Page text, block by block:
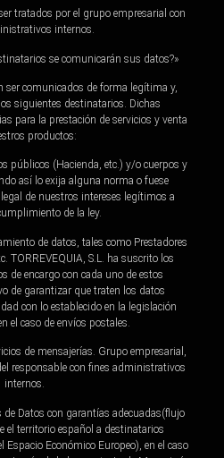
tratados por el grupo empresarial con
internos.
se comunicarán sus datos?»
ser comunicados de forma legítima y,
siguientes destinatarios. Dichas
para la prestación de servicios y venta
productos:
públicos (Hacienda, etc.) y/o cuerpos y
así lo exija alguna norma o fuese
de nuestros intereses legítimos a
de la ley.
de datos, tales como Prestadores
TORREVEQUIA, S.L. ha suscrito los
de encargo con cada uno de estos
de garantizar que traten los datos
con lo establecido en la legislación
el caso de envíos postales.
de mensajerías. Grupo empresarial,
responsable con fines administrativos
internos.
de Datos con garantías adecuadas(flujo
el territorio español a destinatarios
Espacio Económico Europeo), en el caso